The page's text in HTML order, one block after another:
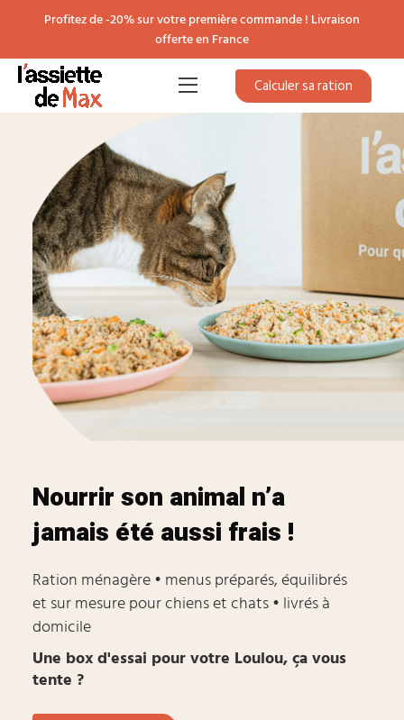
Profitez de -20% sur votre première commande ! Livraison
offerte en France
Calculer sa ration
Nourrir son animal n’a
jamais été aussi frais !
Ration ménagère • menus préparés, équilibrés
et sur mesure pour chiens et chats • livrés à
domicile
Une box d'essai pour votre Loulou, ça vous
tente ?